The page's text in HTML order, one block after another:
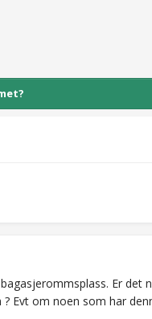
Er det
Evt om noen som har